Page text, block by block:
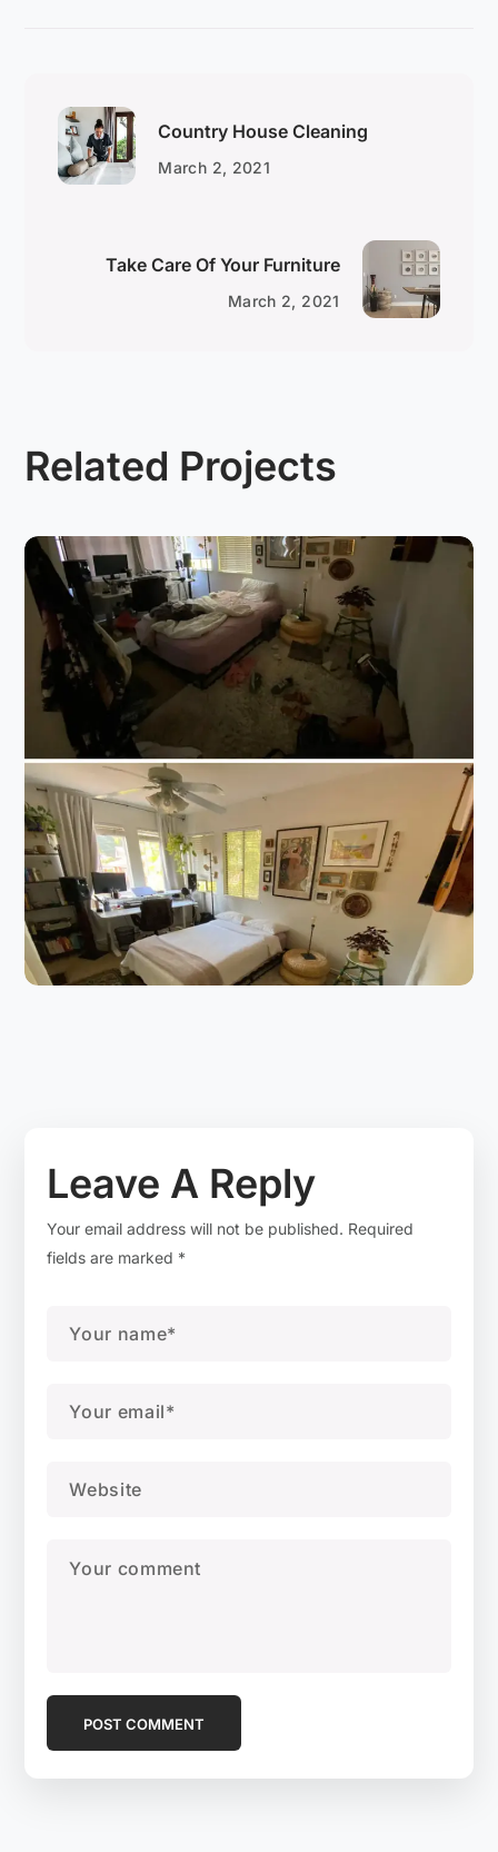
Country House Cleaning
March 2, 2021
Take Care Of Your Furniture
March 2, 2021
Related Projects
HOUSE SERVICES
Cleaning Of Bedroom
Leave A Reply
Your email address will not be published. Required
fields are marked *